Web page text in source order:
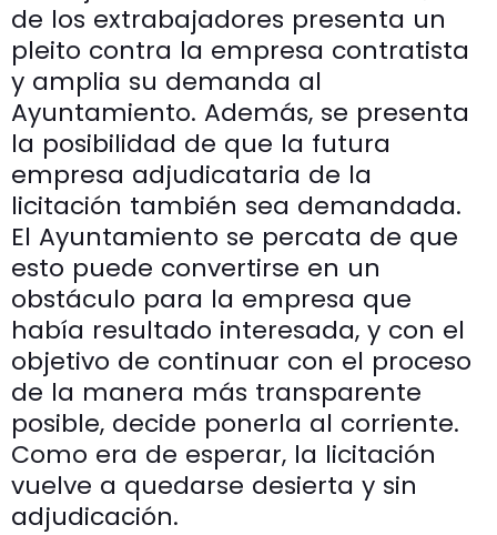
de los extrabajadores presenta un
pleito contra la empresa contratista
y amplia su demanda al
Ayuntamiento. Además, se presenta
la posibilidad de que la futura
empresa adjudicataria de la
licitación también sea demandada.
El Ayuntamiento se percata de que
esto puede convertirse en un
obstáculo para la empresa que
había resultado interesada, y con el
objetivo de continuar con el proceso
de la manera más transparente
posible, decide ponerla al corriente.
Como era de esperar, la licitación
vuelve a quedarse desierta y sin
adjudicación.